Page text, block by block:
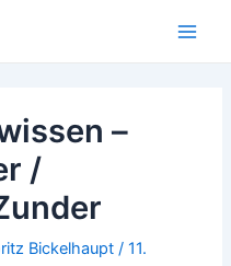
–
/
Bickelhaupt/11.